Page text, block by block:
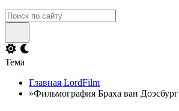
Тема
Главная LordFilm
»Фильмография Браха ван Доэсбург